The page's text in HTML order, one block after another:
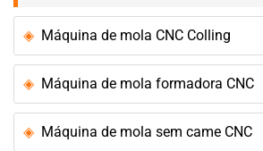
Máquina de mola CNC Colling
Máquina de mola formadora CNC
Máquina de mola sem came CNC